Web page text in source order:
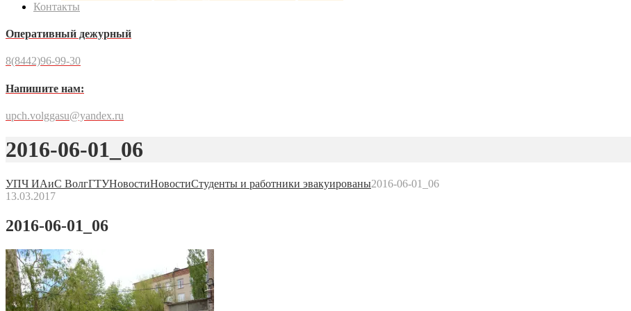
Контакты
Оперативный дежурный
8(8442)96-99-30
Напишите нам:
upch.volggasu@yandex.ru
2016-06-01_06
УПЧ ИАиС ВолгГТУНовостиНовостиСтуденты и работники эвакуированы2016-06-01_06
13.03.2017
2016-06-01_06